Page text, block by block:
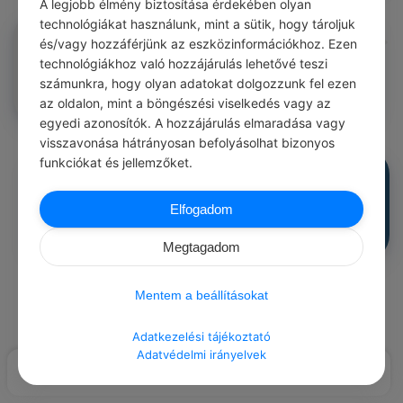
#haszontalan megerősítések admin
Meggyógyul, míg megházasodik
Meggyógyul, mire katona leszel.
0 90
Load More Posts
A legjobb élmény biztosítása érdekében olyan
technológiákat használunk, mint a sütik, hogy tároljuk
és/vagy hozzáférjünk az eszközinformációkhoz. Ezen
technológiákhoz való hozzájárulás lehetővé teszi
számunkra, hogy olyan adatokat dolgozzunk fel ezen
az oldalon, mint a böngészési viselkedés vagy az
egyedi azonosítók. A hozzájárulás elmaradása vagy
visszavonása hátrányosan befolyásolhat bizonyos
funkciókat és jellemzőket.
Elfogadom
Megtagadom
Mentem a beállításokat
Adatkezelési tájékoztató
Adatvédelmi irányelvek